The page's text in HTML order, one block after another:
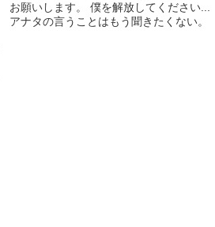
お願いします。 僕を解放してください...
アナタの言うことはもう聞きたくない。